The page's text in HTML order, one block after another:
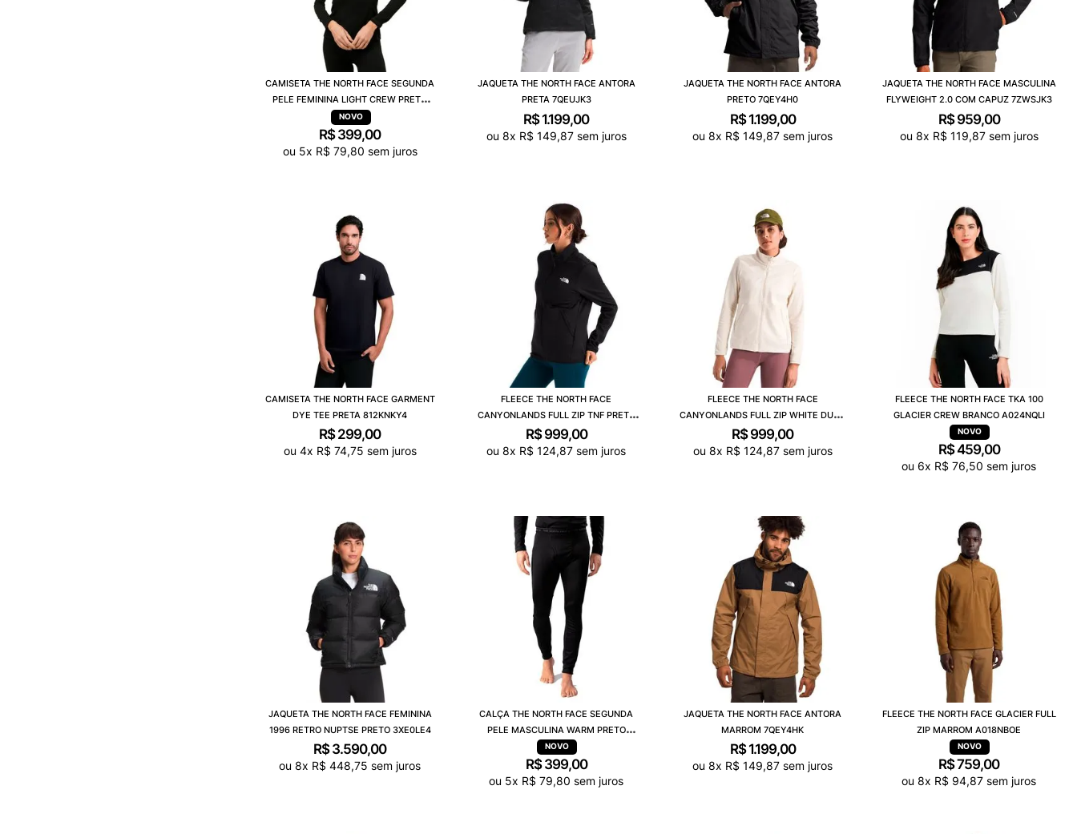
CAMISETA THE NORTH FACE SEGUNDA
PELE FEMININA LIGHT CREW PRETO
A034NJK3
R$399,00
ou 5x R$ 79,80 sem juros
JAQUETA THE NORTH FACE ANTORA
PRETA 7QEUJK3
R$1.199,00
ou 8x R$ 149,87sem juros
JAQUETA THE NORTH FACE ANTORA
PRETO 7QEY4H0
R$ 1.199,00
ou8x R$ 149,87 sem juros
JAQUETA THE NORTH FACE MASCULINA
FLYWEIGHT 2.0 COM CAPUZ 7ZWSJK3
R$ 959,00
ou 8x R$ 119,87sem juros
CAMISETA THE NORTH FACE GARMENT
DYE TEE PRETA 812KNKY4
R$299,00
ou 4x R$ 74,75 sem juros
FLEECE THE NORTH FACE
CANYONLANDS FULL ZIP TNF PRETO
5GBD4H0
R$ 999,00
ou8x R$ 124,87 sem juros
FLEECE THE NORTH FACE
CANYONLANDS FULL ZIP WHITE DUNE
5GBDQMO
R$999,00
ou 8x R$ 124,87sem juros
FLEECE THE NORTH FACE TKA 100
GLACIER CREW BRANCO A024NQLI
R$459,00
ou6x R$ 76,50 sem juros
JAQUETA THE NORTH FACE FEMININA
1996 RETRO NUPTSE PRETO 3XE0LE4
R$3.590,00
ou8x R$ 448,75 sem juros
CALÇA THE NORTH FACE SEGUNDA
PELE MASCULINA WARM PRETO
A029NJK3
R$ 399,00
ou 5x R$ 79,80 sem juros
JAQUETA THE NORTH FACE ANTORA
MARROM 7QEY4HK
R$ 1.199,00
ou8x R$ 149,87 sem juros
FLEECE THE NORTH FACE GLACIER FULL
ZIP MARROM A018NBOE
R$759,00
ou8x R$ 94,87 sem juros